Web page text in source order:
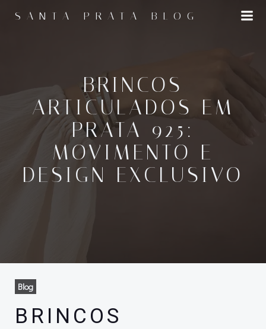
para
SANTA PRATA BLOG
BRINCOS
ARTICULADOS EM
PRATA 925:
MOVIMENTO E
DESIGN EXCLUSIVO
Blog
BRINCOS